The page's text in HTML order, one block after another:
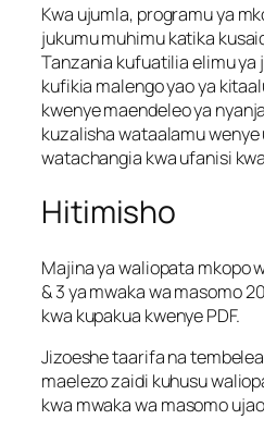
Kwa ujumla, programu ya
jukumu muhimu katika
Tanzania kufuatilia elimu ya
kufikia malengo yao ya
kwenye maendeleo ya
kuzalisha wataalamu
watachangia kwa ufanisi
Hitimisho
Majina ya waliopata mkopo
& 3 ya mwaka wa masomo
kwa kupakua kwenye PDF.
Jizoeshe taarifa na
maelezo zaidi kuhusu
kwa mwaka wa masomo